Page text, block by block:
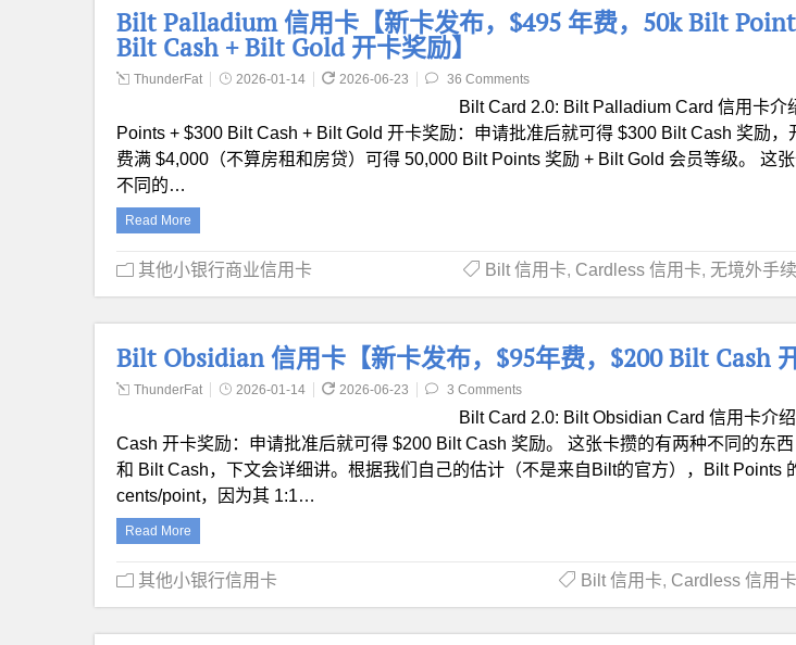
Bilt Palladium 信用卡【新卡发布，$495 年费，50k Bilt
Bilt Cash + Bilt Gold 开卡奖励】
ThunderFat 2026-01-14 2026-06-23 36 Comments
Bilt Card 2.0: Bilt Palladium Card 信用卡介
Points + $300 Bilt Cash + Bilt Gold 开卡奖励：申请批准后就可得 $300 Bilt Cash 奖励，
费满 $4,000（不算房租和房贷）可得 50,000 Bilt Points 奖励 + Bilt Gold 会员等级。 这
不同的…
Read More
其他小银行商业信用卡 Bilt 信用卡, Cardless 信用卡, 无境外手
Bilt Obsidian 信用卡【新卡发布，$95年费，$200 Bilt Cash 开
ThunderFat 2026-01-14 2026-06-23 3 Comments
Bilt Card 2.0: Bilt Obsidian Card 信用卡介
Cash 开卡奖励：申请批准后就可得 $200 Bilt Cash 奖励。 这张卡攒的有两种不同的东
和 Bilt Cash，下文会详细讲。根据我们自己的估计（不是来自Bilt的官方），Bilt Points
cents/point，因为其 1:1…
Read More
其他小银行信用卡 Bilt 信用卡, Cardless 信用卡